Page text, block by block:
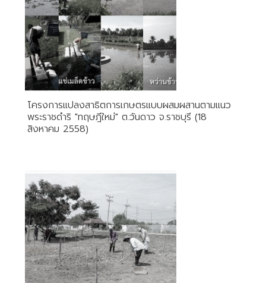
โครงการแปลงสาธิตการเกษตรแบบผสมผสานตามแนว
พระราชดำริ "ทฤษฎีใหม่" ต.วันดาว จ.ราชบุรี (18
สิงหาคม 2558)